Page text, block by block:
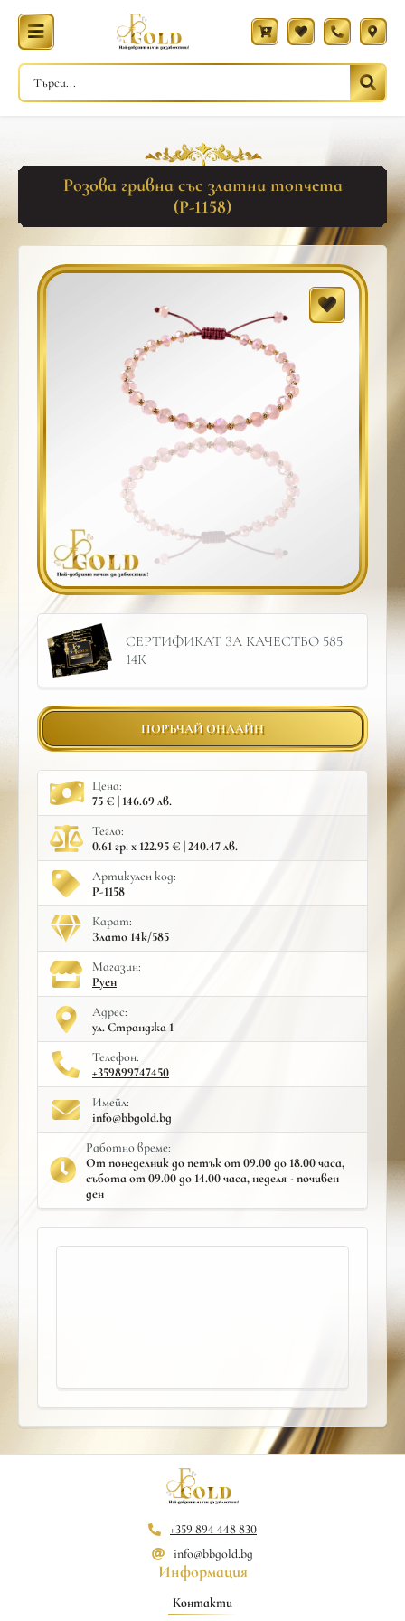
Розова гривна със златни топчета
(Р-1158)
СЕРТИФИКАТ ЗА КАЧЕСТВО 585
14К
ПОРЪЧАЙ ОНЛАЙН
Цена:
75 € | 146.69 лв.
Тегло:
0.61 гр. x 122.95 € | 240.47 лв.
Артикулен код:
Р-1158
Карат:
Злато 14к/585
Mагазин:
Руен
Адрес:
ул. Странджа 1
Телефон:
+359899747450
Имейл:
info@bbgold.bg
Работно време:
От понеделник до петък от 09.00 до 18.00 часа,
събота от 09.00 до 14.00 часа, неделя - почивен
ден
+359 894 448 830
info@bbgold.bg
Информация
Контакти